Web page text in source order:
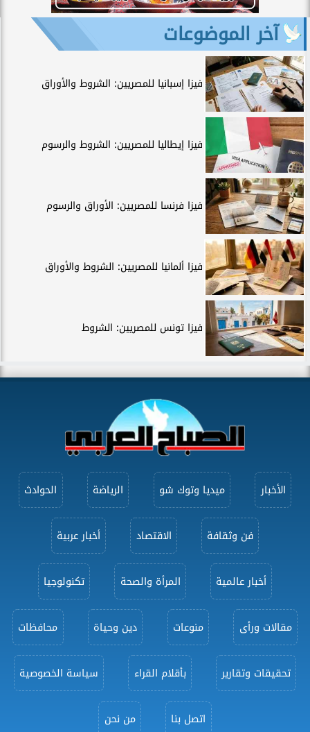
آخر الموضوعات
فيزا إسبانيا للمصريين: الشروط والأوراق
فيزا إيطاليا للمصريين: الشروط والرسوم
فيزا فرنسا للمصريين: الأوراق والرسوم
فيزا ألمانيا للمصريين: الشروط والأوراق
فيزا تونس للمصريين: الشروط
الأخبار ميديا وتوك شو الرياضة الحوادث
فن وثقافة الاقتصاد أخبار عربية
أخبار عالمية المرأة والصحة تكنولوجيا
مقالات ورأى منوعات دين وحياة محافظات
تحقيقات وتقارير بأقلام القراء سياسة الخصوصية
اتصل بنا من نحن